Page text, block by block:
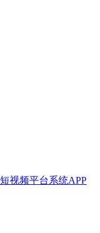
视频平台系统APP